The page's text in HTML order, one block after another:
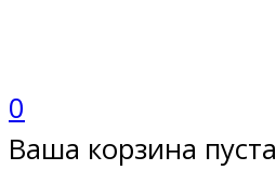
0
Ваша корзина пуста